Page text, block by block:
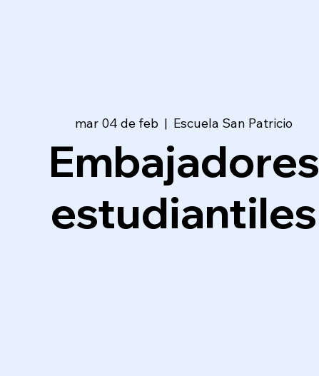
mar 04 de feb
  |
Escuela San Patricio
Embajadores
estudiantiles